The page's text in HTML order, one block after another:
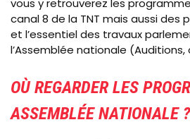
vous y retrouverez les
canal 8 de la TNT mais aussi des
et l’essentiel des travaux
l’Assemblée nationale
OÙ REGARDER LES
ASSEMBLÉE NATIONALE ?